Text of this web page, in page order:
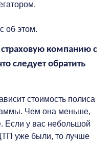
об этом.
компанию с
следует обратить
стоимость полиса
Чем она меньше,
Если у вас небольшой
уже были, то лучше